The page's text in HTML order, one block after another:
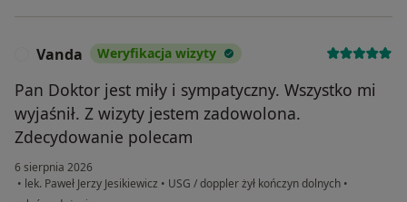
Vanda Weryfikacja wizyty
Pan Doktor jest miły i sympatyczny. Wszystko mi
wyjaśnił. Z wizyty jestem zadowolona.
Zdecydowanie polecam
6 sierpnia 2026
• lek. Paweł Jerzy Jesikiewicz • USG / doppler żył kończyn dolnych •